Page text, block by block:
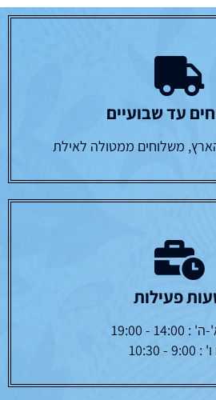
עד שבועיים
משלוחים ממטולה לאילת
פעילות
- 19:00
- 10:30